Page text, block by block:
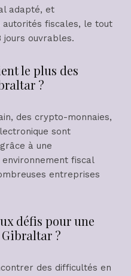
adapté, et
autorités fiscales, le tout
jours ouvrables.
le plus des
?
des crypto-monnaies,
sont
à une
fiscal
entreprises
défis pour une
?
des difficultés en